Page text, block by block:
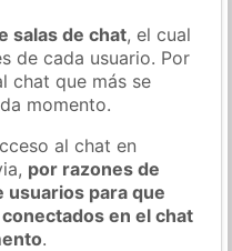
salas de chat, el cual
de cada usuario. Por
chat que más se
momento.
al chat en
por razones de
usuarios para que
en el chat
.